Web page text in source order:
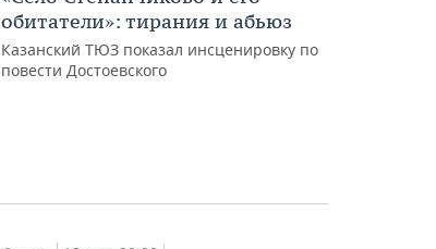
обитатели»: тирания и абьюз
Казанский ТЮЗ показал инсценировку по
повести Достоевского